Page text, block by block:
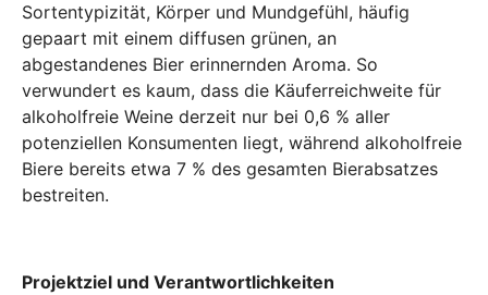
Sortentypizität, Körper und Mundgefühl, häufig
gepaart mit einem diffusen grünen, an
abgestandenes Bier erinnernden Aroma. So
verwundert es kaum, dass die Käuferreichweite für
alkoholfreie Weine derzeit nur bei 0,6 % aller
potenziellen Konsumenten liegt, während alkoholfreie
Biere bereits etwa 7 % des gesamten Bierabsatzes
bestreiten.
Projektziel und Verantwortlichkeiten